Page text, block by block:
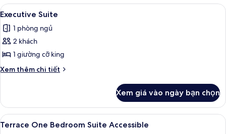
Lanai
Suite
Xem
tất
cả
ảnh
Executive
Suite
Executive Suite | Bộ trải giường
4
Executive Suite
1 phòng ngủ
2 khách
1 giường cỡ king
Xem thêm chi tiết
Chi
Executive
Suite
Xem giá vào ngày bạn chọn
Xem
tất
10
Terrace One Bedroom Suite Accessible